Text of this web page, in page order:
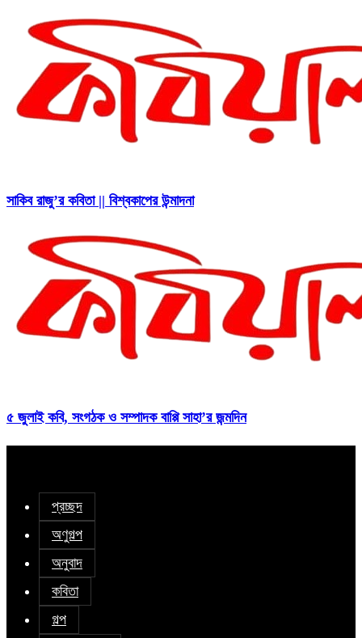
সাকিব রাজু’র কবিতা || বিশ্বকাপের উন্মাদনা
৫ জুলাই কবি, সংগঠক ও সম্পাদক বাপ্পি সাহা’র জন্মদিন
প্রচ্ছদ
অণুগল্প
অনুবাদ
কবিতা
গল্প